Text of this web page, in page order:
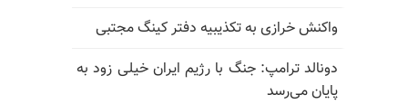
واکنش خرازی به تکذیبیه دفتر کینگ مجتبی
دونالد ترامپ: جنگ با رژیم ایران خیلی زود به
پایان می‌رسد